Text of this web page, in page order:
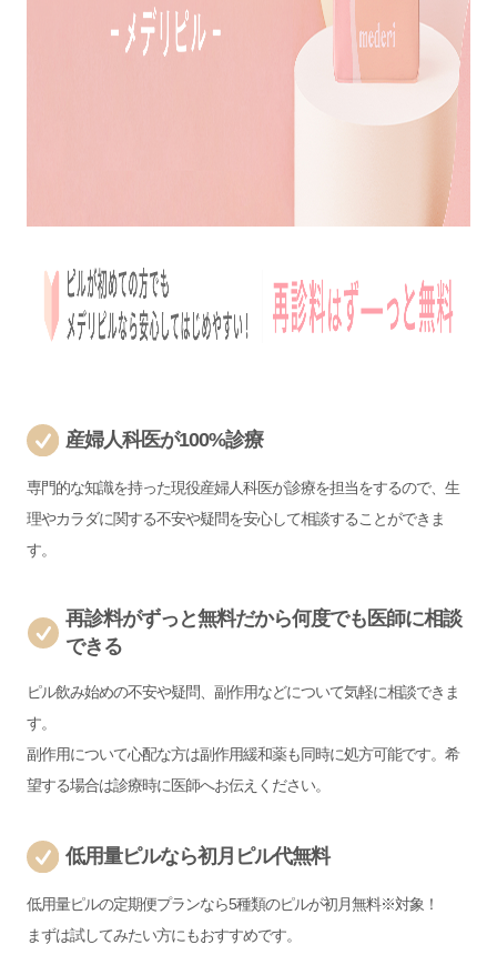
産婦人科医が100%診療
専門的な知識を持った現役産婦人科医が診療を担当をするので、生
理やカラダに関する不安や疑問を安心して相談することができま
す。
再診料がずっと無料だから何度でも医師に相談
できる
ピル飲み始めの不安や疑問、副作用などについて気軽に相談できま
す。
副作用について心配な方は副作用緩和薬も同時に処方可能です。希
望する場合は診療時に医師へお伝えください。
低用量ピルなら初月ピル代無料
低用量ピルの定期便プランなら5種類のピルが初月無料※対象！
まずは試してみたい方にもおすすめです。